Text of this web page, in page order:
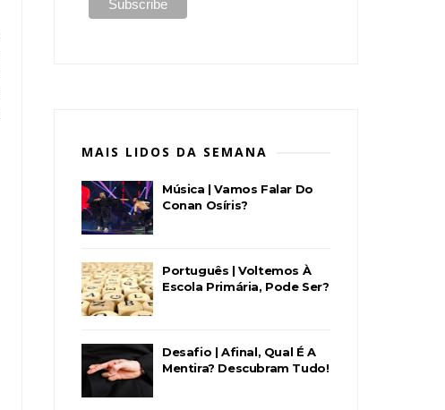
MAIS LIDOS DA SEMANA
Música | Vamos Falar Do
Conan Osíris?
Português | Voltemos À
Escola Primária, Pode Ser?
Desafio | Afinal, Qual É A
Mentira? Descubram Tudo!